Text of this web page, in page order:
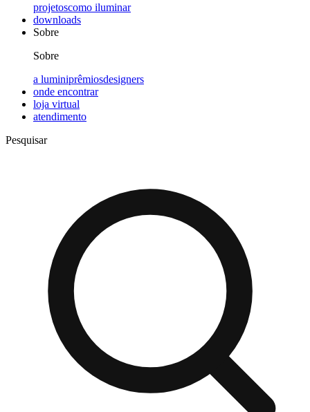
projetoscomo iluminar
downloads
Sobre
Sobre
a luminiprêmiosdesigners
onde encontrar
loja virtual
atendimento
Pesquisar